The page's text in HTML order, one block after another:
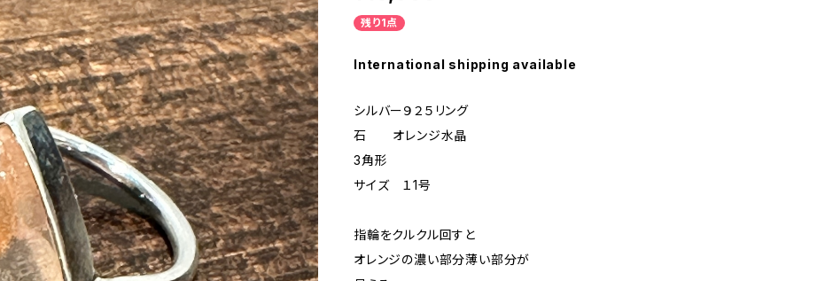
残り1点
International shipping available
シルバー９２５リング
石 オレンジ水晶
3角形
サイズ １1号
指輪をクルクル回すと
オレンジの濃い部分薄い部分が